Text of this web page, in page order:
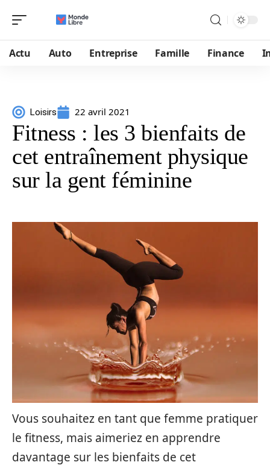
Actu Auto Entreprise Famille Finance
Loisirs 22 avril 2021
Fitness : les 3 bienfaits de
cet entraînement physique
sur la gent féminine
Vous souhaitez en tant que femme pratiquer
le fitness, mais aimeriez en apprendre
davantage sur les bienfaits de cet